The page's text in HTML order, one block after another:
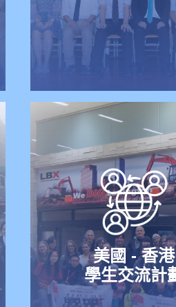
美國 - 香港
學生交流計